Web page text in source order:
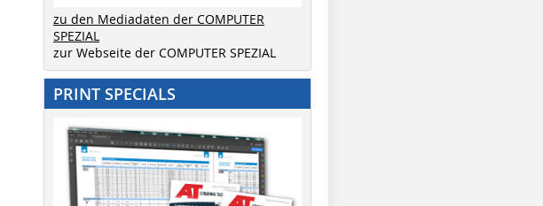
zu den Mediadaten der COMPUTER
SPEZIAL
zur Webseite der COMPUTER SPEZIAL
PRINT SPECIALS